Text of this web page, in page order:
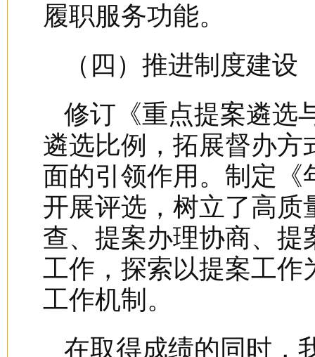
履职服务功能。
（四）推进制度建设
修订《重点提案遴选
遴选比例，拓展督办
面的引领作用。制定《
开展评选，树立了高质
查、提案办理协商、
工作，探索以提案工作
工作机制。
在取得成绩的同时，